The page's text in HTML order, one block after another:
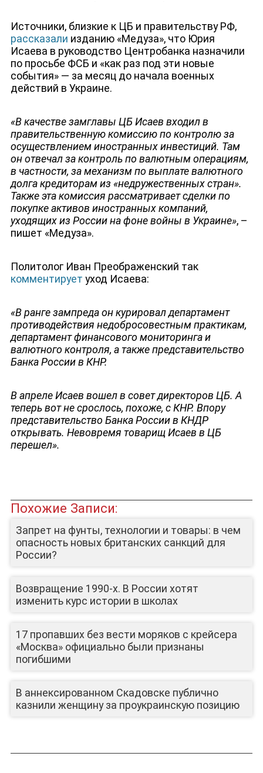
ДЕПУТАТЫ К СЪЕЗДУ
Источники, близкие к ЦБ и правительству РФ,
рассказали изданию «Медуза», что Юрия
Исаева в руководство Центробанка назначили
по просьбе ФСБ и «как раз под эти новые
события» — за месяц до начала военных
действий в Украине.
«В качестве замглавы ЦБ Исаев входил в
правительственную комиссию по контролю за
осуществлением иностранных инвестиций. Там
он отвечал за контроль по валютным операциям,
в частности, за механизм по выплате валютного
долга кредиторам из «недружественных стран».
Также эта комиссия рассматривает сделки по
покупке активов иностранных компаний,
уходящих из России на фоне войны в Украине», –
пишет «Медуза».
Политолог Иван Преображенский так
комментирует уход Исаева:
«В ранге зампреда он курировал департамент
противодействия недобросовестным практикам,
департамент финансового мониторинга и
валютного контроля, а также представительство
Банка России в КНР.
В апреле Исаев вошел в совет директоров ЦБ. А
теперь вот не срослось, похоже, с КНР. Впору
представительство Банка России в КНДР
открывать. Невовремя товарищ Исаев в ЦБ
перешел».
Похожие Записи:
Запрет на фунты, технологии и товары: в чем
опасность новых британских санкций для
России?
Возвращение 1990-х. В России хотят
изменить курс истории в школах
17 пропавших без вести моряков с крейсера
«Москва» официально были признаны
погибшими
В аннексированном Скадовске публично
казнили женщину за проукраинскую позицию